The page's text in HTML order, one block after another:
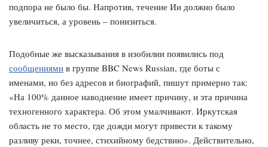
подпора не было бы. Напротив, течение Ии должно было
увеличиться, а уровень – понизиться.
Подобные же высказывания в изобилии появились под
сообщениями в группе BBC News Russian, где боты с
именами, но без адресов и биографий, пишут примерно так:
«На 100% данное наводнение имеет причину, и эта причина
техногенного характера. Об этом умалчивают. Иркутская
область не то место, где дожди могут привести к такому
разливу реки, точнее, стихийному бедствию». Действительно,